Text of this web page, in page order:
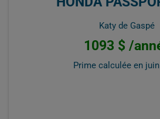
Katy de Gaspé
1093 $ /
Prime calculée en